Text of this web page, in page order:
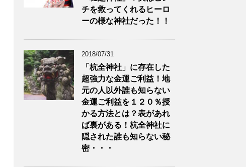
チを救ってくれるヒーロ
ーの様な神社だった！！
2018/07/31
「杭全神社」に存在した
超強力な金運ご利益！地
元の人以外誰も知らない
金運ご利益を１２０％授
かる方法とは？表があれ
ば裏がある！杭全神社に
隠された誰も知らない秘
密・・・